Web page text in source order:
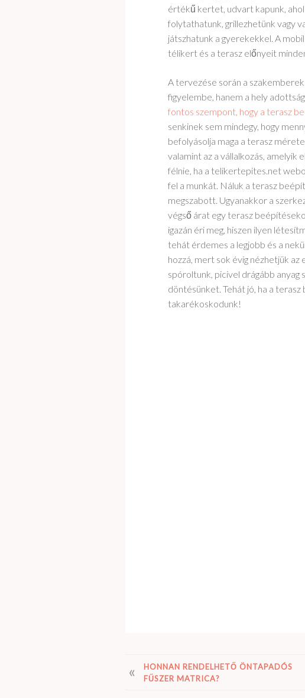
értékű kertet, udvart kapunk,
folytathatunk, grillezhetünk vagy
játszhatunk a gyerekekkel. A
télikert és a terasz előnyeit
A tervezése során a
figyelembe, hanem a hely
fontos szempont, hogy a terasz
senkinek sem mindegy, hogy
befolyásolja maga a terasz
valamint az a vállalkozás, amelyik
félnie, ha a telikertepites.net
fel a munkát. Náluk a terasz
megszabott. Ugyanakkor a
végső árat egy terasz
igazán éri meg, hiszen ilyen
tehát érdemes a legjobb és a
hozzá, mert sok évig nézhetjük az
spóroltunk, picivel drágább anyag
döntésünket. Tehát jó, ha a
takarékoskodunk!
BEJEGYZÉS
HONNAN RENDELHETŐ ÖNTAPADÓS
FŰSZER MATRICA?